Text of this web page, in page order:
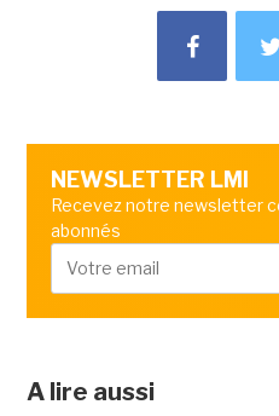
NEWSLETTER LMI
Recevez notre newsletter
abonnés
A lire aussi